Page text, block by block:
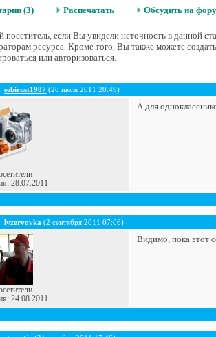
(3) Распечатать Обсудить на
посетитель, если Вы увидели неточность в данной
ресурса. Кроме того, Вы также можете
или авторизоваться.
sebirust1987 (28 июля 2011 20:49)
28.07.2011
А для
lyzervovka (2 сентября 2011 07:06)
24.08.2011
Видимо, пока этот